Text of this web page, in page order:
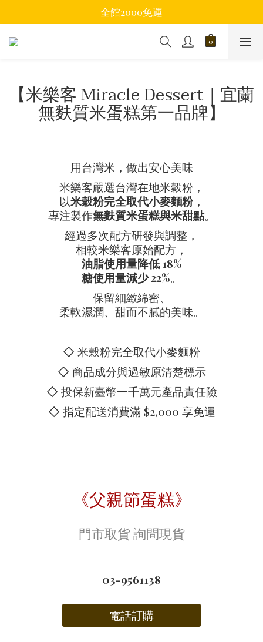
全館2000免運
【米樂客 Miracle Dessert｜宜蘭
無麩質米蛋糕第一品牌】
用台灣米，做出安心美味
米樂客嚴選台灣在地米穀粉，
以米穀粉完全取代小麥麵粉，
專注製作無麩質米蛋糕與米甜點。
經過多次配方研發與調整，
相較米樂客原始配方，
油脂使用量降低 18%
糖使用量減少 22%。
保留細緻綿密、
柔軟濕潤、甜而不膩的美味。
◇ 米穀粉完全取代小麥麵粉
◇ 商品成分與過敏原清楚標示
◇ 投保新臺幣一千萬元產品責任險
◇ 指定配送消費滿 $2,000 享免運
《父親節蛋糕》
門市取貨 詢問現貨
03-9561138
電話訂購